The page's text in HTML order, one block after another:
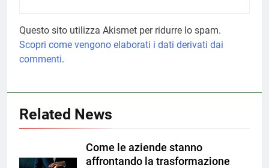
Questo sito utilizza Akismet per ridurre lo spam.
Scopri come vengono elaborati i dati derivati dai
commenti.
Related News
Come le aziende stanno
affrontando la trasformazione